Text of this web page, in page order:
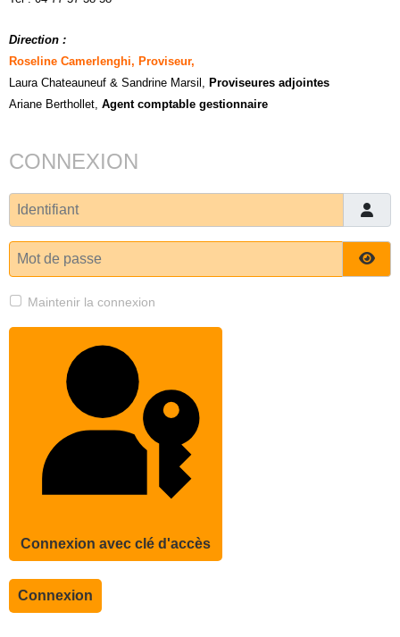
Direction :
Roseline Camerlenghi, Proviseur,
Laura Chateauneuf & Sandrine Marsil , Proviseures adjointes
Ariane Berthollet, Agent comptable gestionnaire
CONNEXION
Identifiant
Mot de passe
Maintenir la connexion
Connexion avec clé d'accès
Connexion